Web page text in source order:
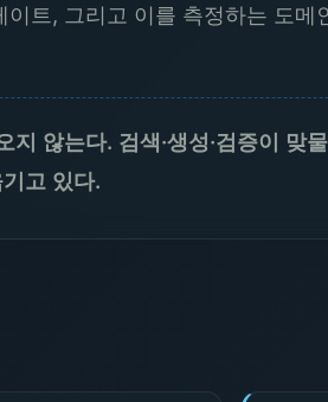
트, 그리고 이를 측정하는 도
않는다. 검색·생성·검증이
고 있다.